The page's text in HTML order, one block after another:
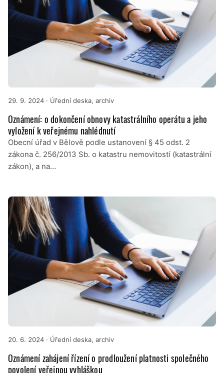
29. 9. 2024 · Úřední deska, archiv
Oznámení: o dokončení obnovy katastrálního operátu a jeho
vyložení k veřejnému nahlédnutí
Obecní úřad v Bělově podle ustanovení § 45 odst. 2
zákona č. 256/2013 Sb. o katastru nemovitostí (katastrální
zákon), a na…
20. 6. 2024 · Úřední deska, archiv
Oznámení zahájení řízení o prodloužení platnosti společného
povolení veřejnou vyhláškou